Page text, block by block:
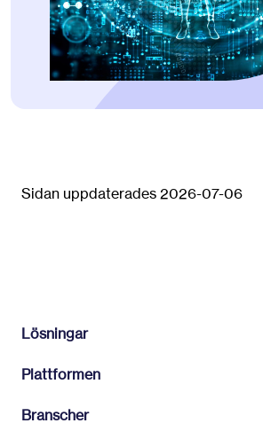
Sidan uppdaterades 2026-07-06
Lösningar
Plattformen
Branscher